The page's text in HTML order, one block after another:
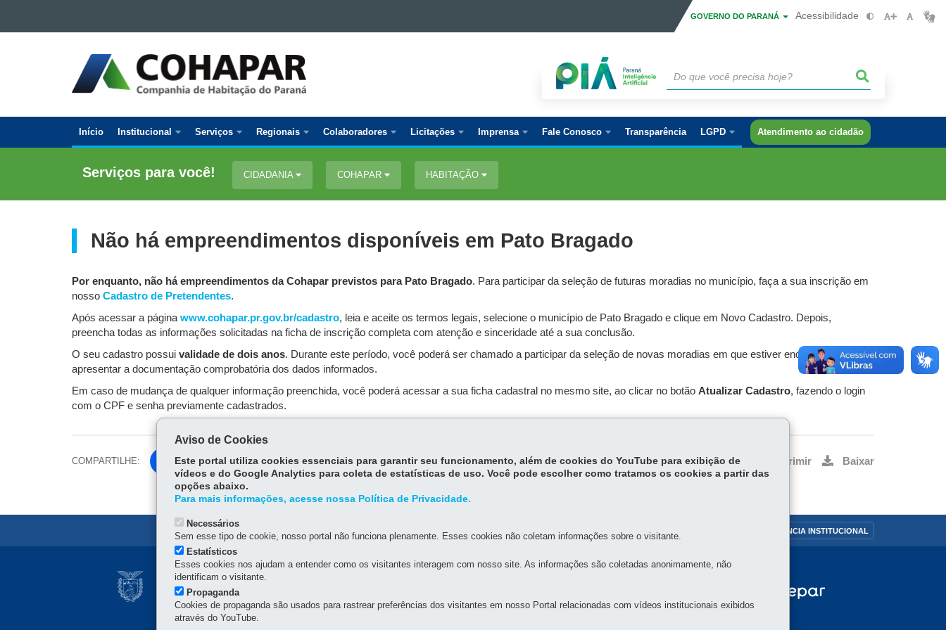
Ir para a navegação
GOVERNO DO PARANÁ Acessibilidade
COMPANHIA
DE
HABITAÇÃO
PARANÁ
Navegação
Principal
Início Institucional Serviços Regionais Colaboradores Licitações Imprensa Fale Conosco Transparência LGPD Atendimento ao cidadão
Serviços para você! CIDADANIA COHAPAR HABITAÇÃO
Não há empreendimentos disponíveis em Pato Bragado
Por enquanto, não há empreendimentos da Cohapar previstos para Pato Bragado. Para participar da seleção de futuras moradias no município, faça a sua inscrição em
nosso Cadastro de Pretendentes.
Após acessar a página www.cohapar.pr.gov.br/cadastro, leia e aceite os termos legais, selecione o município de Pato Bragado e clique em Novo Cadastro. Depois,
preencha todas as informações solicitadas na ficha de inscrição completa com atenção e sinceridade até a sua conclusão.
O seu cadastro possui validade de dois anos. Durante este período, você poderá ser chamado a participar da seleção de novas moradias em que estiver enquadrado e para
apresentar a documentação comprobatória dos dados informados.
Em caso de mudança de qualquer informação preenchida, você poderá acessar a sua ficha cadastral no mesmo site, ao clicar no botão Atualizar Cadastro, fazendo o login
com o CPF e senha previamente cadastrados.
COMPARTILHE:
Fa
ce
bo
Voltar Início Imprimir Baixar
MAPA DO SITE DENUNCIE CORRUPÇÃO TRANSPARÊNCIA INSTITUCIONAL
Navegação
Principal
COMPANHIA DE HABITAÇÃO DO PARANÁ - COHAPAR
Rua Tenente Francisco Ferreira de Souza, 766 - Hauer - 81630-010 PR MAPA
Atendimento ao cidadão: 0800 645 00 55
Aviso de Cookies
Este portal utiliza cookies essenciais para garantir seu funcionamento, além de cookies do YouTube para exibição de
vídeos e do Google Analytics para coleta de estatísticas de uso. Você pode escolher como tratamos os cookies a partir das
opções abaixo.
Para mais informações, acesse nossa Política de Privacidade.
Necessários
Sem esse tipo de cookie, nosso portal não funciona plenamente. Esses cookies não coletam informações sobre o visitante.
Estatísticos
Esses cookies nos ajudam a entender como os visitantes interagem com nosso site. As informações são coletadas anonimamente, não
identificam o visitante.
Propaganda
Cookies de propaganda são usados para rastrear preferências dos visitantes em nosso Portal relacionadas com vídeos institucionais exibidos
através do YouTube.